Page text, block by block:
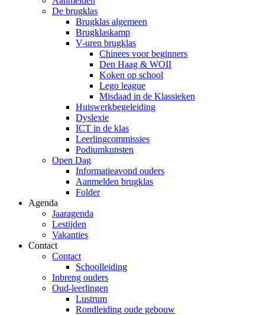
De brugklas
Brugklas algemeen
Brugklaskamp
V-uren brugklas
Chinees voor beginners
Den Haag & WOII
Koken op school
Lego league
Misdaad in de Klassieken
Huiswerkbegeleiding
Dyslexie
ICT in de klas
Leerlingcommissies
Podiumkunsten
Open Dag
Informatieavond ouders
Aanmelden brugklas
Folder
Agenda
Jaaragenda
Lestijden
Vakanties
Contact
Contact
Schoolleiding
Inbreng ouders
Oud-leerlingen
Lustrum
Rondleiding oude gebouw